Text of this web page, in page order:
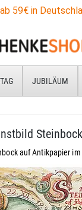
59€ in
JUBILÄUM
Steinbock
auf Antikpapier